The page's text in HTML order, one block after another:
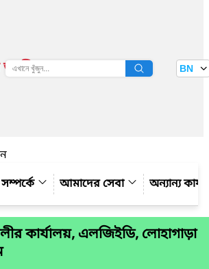
তথ্য বাতায়ন BN
আমাদের সেবা অন্যান্য
কার্যালয়, এলজিইডি, লোহাগাড়া